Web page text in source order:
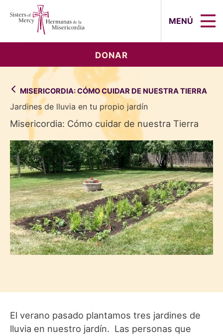
MENÚ
DONAR
MISERICORDIA: CÓMO CUIDAR DE NUESTRA TIERRA
Jardines de lluvia en tu propio jardín
Misericordia: Cómo cuidar de nuestra Tierra
El verano pasado plantamos tres jardines de
lluvia en nuestro jardín. Las personas que